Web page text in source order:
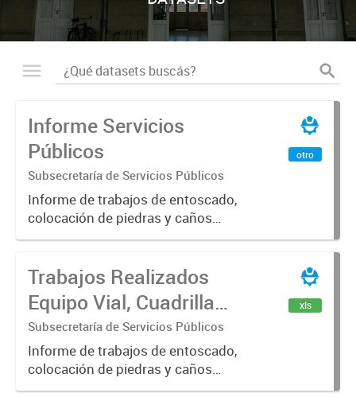
Informe Servicios
Públicos
Subsecretaría de Servicios Públicos
Informe de trabajos de entoscado,
colocación de piedras y caños
(zanjeo - cruce de calles) Informe
construcción, colocación de tapa
registro, reparación...
otro
Trabajos Realizados
Equipo Vial, Cuadrilla
Bacheo, Servicio
Eléctrico - Noviembre
2021
Subsecretaría de Servicios Públicos
Informe de trabajos de entoscado,
colocación de piedras y caños
(zanjeo - cruce de calles) Informe
xls